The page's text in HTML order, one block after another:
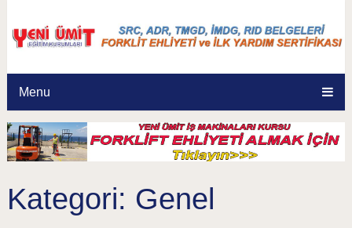
Menu
Kategori: Genel